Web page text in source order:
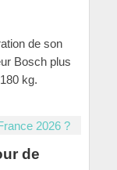
de son
Bosch plus
kg.
de